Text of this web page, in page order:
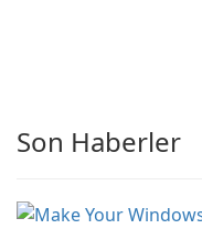
Son Haberler